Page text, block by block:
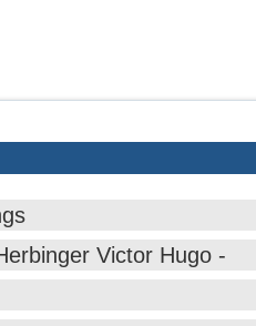
Victor Hugo -